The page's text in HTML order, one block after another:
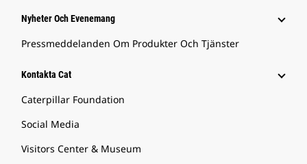
Nyheter Och Evenemang
Pressmeddelanden Om Produkter Och Tjänster
Kontakta Cat
Caterpillar Foundation
Social Media
Visitors Center & Museum